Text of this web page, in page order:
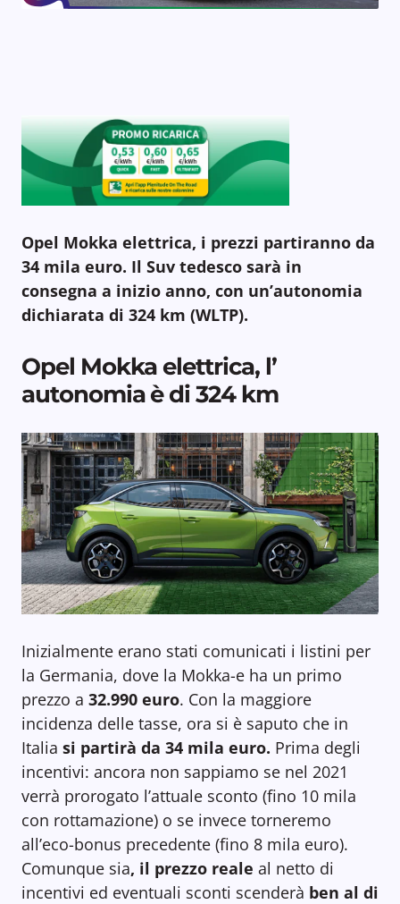
Opel Mokka elettrica, i prezzi partiranno da
34 mila euro. Il Suv tedesco sarà in
consegna a inizio anno, con un’autonomia
dichiarata di 324 km (WLTP).
Opel Mokka elettrica, l’
autonomia è di 324 km
Inizialmente erano stati comunicati i listini per
la Germania, dove la Mokka-e ha un primo
prezzo a 32.990 euro. Con la maggiore
incidenza delle tasse, ora si è saputo che in
Italia si partirà da 34 mila euro. Prima degli
incentivi: ancora non sappiamo se nel 2021
verrà prorogato l’attuale sconto (fino 10 mila
con rottamazione) o se invece torneremo
all’eco-bonus precedente (fino 8 mila euro).
Comunque sia, il prezzo reale al netto di
incentivi ed eventuali sconti scenderà ben al di